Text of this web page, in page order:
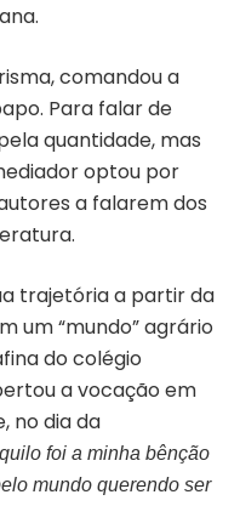
comandou a
Para falar de
quantidade, mas
optou por
a falarem dos
trajetória a partir da
um “mundo” agrário
do colégio
a vocação em
no dia da
foi a minha bênção
mundo querendo ser